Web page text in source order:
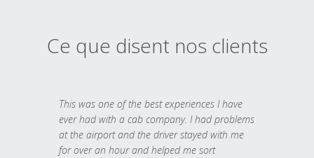
Ce que disent nos clients
This was one of the best experiences I have
ever had with a cab company. I had problems
at the airport and the driver stayed with me
for over an hour and helped me sort